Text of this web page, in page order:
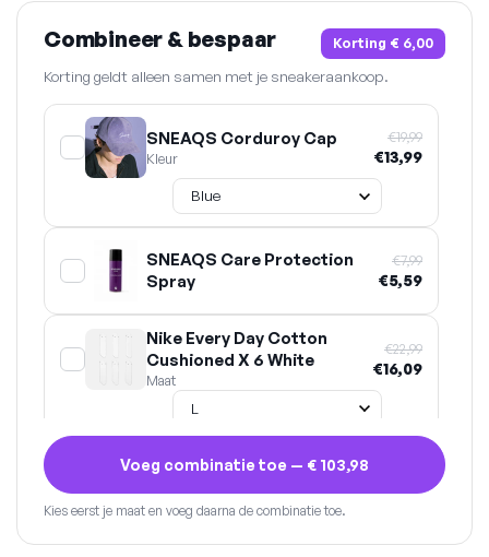
Combineer & bespaar Korting € 6,00
Korting geldt alleen samen met je sneakeraankoop.
SNEAQS Corduroy Cap
Kleur
€19,99
€13,99
SNEAQS Care Protection
Spray
€7,99
€5,59
Nike Every Day Cotton
Cushioned X 6 White
Maat
€22,99
€16,09
Voeg combinatie toe — € 103,98
Kies eerst je maat en voeg daarna de combinatie toe.